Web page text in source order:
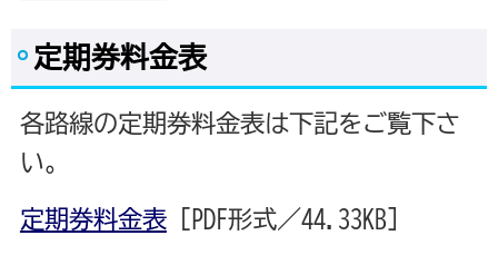
定期券料金表
各路線の定期券料金表は下記をご覧下さ
い。
定期券料金表[PDF形式／44.33KB]